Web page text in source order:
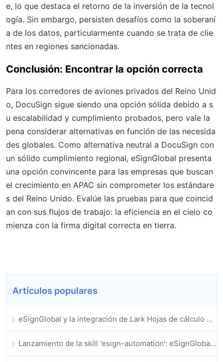
e, lo que destaca el retorno de la inversión de la tecnol
ogía. Sin embargo, persisten desafíos como la soberaní
a de los datos, particularmente cuando se trata de clie
ntes en regiones sancionadas.
Conclusión: Encontrar la opción correcta
Para los corredores de aviones privados del Reino Unid
o, DocuSign sigue siendo una opción sólida debido a s
u escalabilidad y cumplimiento probados, pero vale la
pena considerar alternativas en función de las necesida
des globales. Como alternativa neutral a DocuSign con
un sólido cumplimiento regional, eSignGlobal presenta
una opción convincente para las empresas que buscan
el crecimiento en APAC sin comprometer los estándare
s del Reino Unido. Evalúe las pruebas para que coincid
an con sus flujos de trabajo: la eficiencia en el cielo co
mienza con la firma digital correcta en tierra.
Artículos populares
eSignGlobal y la integración de Lark Hojas de cálculo multidimensional se lanzan oficialmente: firma y archivo de contratos electrónicos totalmente automatizados
Lanzamiento de la skill 'esign-automation': eSignGlobal impulsa a OpenClaw con firmas electrónicas automatizadas